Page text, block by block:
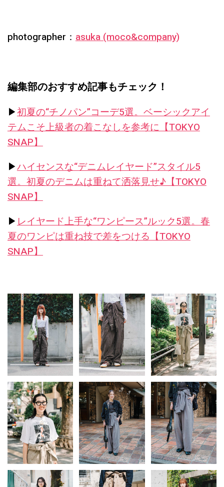
photographer： asuka (moco&company)
編集部のおすすめ記事もチェック！
▶︎初夏の“チノパン”コーデ5選。ベーシックアイ
テムこそ上級者の着こなしを参考に【TOKYO
SNAP】
▶︎ハイセンスな“デニムレイヤード”スタイル5
選。初夏のデニムは重ねて洒落見せ♪【TOKYO
SNAP】
▶︎レイヤード上手な“ワンピース”ルック5選。春
夏のワンピは重ね技で差をつける【TOKYO
SNAP】